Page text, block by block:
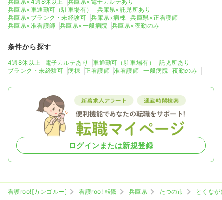
兵庫県×4週8休以上
兵庫県×電子カルテあり
兵庫県×車通勤可（駐車場有）
兵庫県×託児所あり
兵庫県×ブランク・未経験可
兵庫県×病棟
兵庫県×正看護師
兵庫県×准看護師
兵庫県×一般病院 兵庫県×夜勤のみ
条件から探す
4週8休以上 電子カルテあり 車通勤可（駐車場有）
託児所あり
ブランク・未経験可
病棟 正看護師 准看護師 一般病院 夜勤のみ
ログインまたは新規登録
看護roo![カンゴルー] 看護roo! 転職 兵庫県 たつの市
とくな